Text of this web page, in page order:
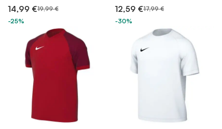
14,99 €19,99 €
-25%
12,59 €17,99 €
-30%